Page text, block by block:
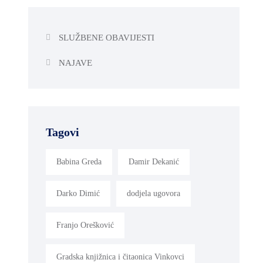
SLUŽBENE OBAVIJESTI
NAJAVE
Tagovi
Babina Greda Damir Dekanić
Darko Dimić dodjela ugovora
Franjo Orešković
Gradska knjižnica i čitaonica Vinkovci